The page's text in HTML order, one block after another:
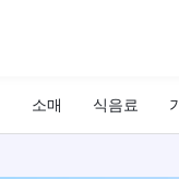
소매 식음료